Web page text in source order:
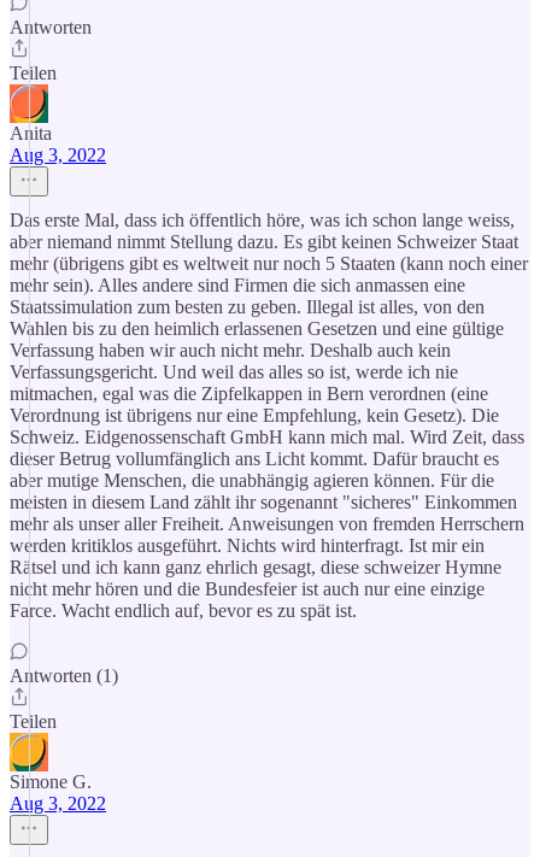
Antworten
Teilen
Anita
Aug 3, 2022
Das erste Mal, dass ich öffentlich höre, was ich schon lange weiss,
aber niemand nimmt Stellung dazu. Es gibt keinen Schweizer Staat
mehr (übrigens gibt es weltweit nur noch 5 Staaten (kann noch einer
mehr sein). Alles andere sind Firmen die sich anmassen eine
Staatssimulation zum besten zu geben. Illegal ist alles, von den
Wahlen bis zu den heimlich erlassenen Gesetzen und eine gültige
Verfassung haben wir auch nicht mehr. Deshalb auch kein
Verfassungsgericht. Und weil das alles so ist, werde ich nie
mitmachen, egal was die Zipfelkappen in Bern verordnen (eine
Verordnung ist übrigens nur eine Empfehlung, kein Gesetz). Die
Schweiz. Eidgenossenschaft GmbH kann mich mal. Wird Zeit, dass
dieser Betrug vollumfänglich ans Licht kommt. Dafür braucht es
aber mutige Menschen, die unabhängig agieren können. Für die
meisten in diesem Land zählt ihr sogenannt "sicheres" Einkommen
mehr als unser aller Freiheit. Anweisungen von fremden Herrschern
werden kritiklos ausgeführt. Nichts wird hinterfragt. Ist mir ein
Rätsel und ich kann ganz ehrlich gesagt, diese schweizer Hymne
nicht mehr hören und die Bundesfeier ist auch nur eine einzige
Farce. Wacht endlich auf, bevor es zu spät ist.
Antworten (1)
Teilen
Simone G.
Aug 3, 2022